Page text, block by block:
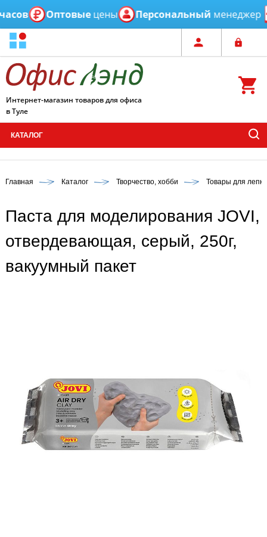
Оптовыецены Персональныйменеджер
Интернет-магазин товаров для офиса
в Туле
КАТАЛОГ
Главная Каталог Творчество, хобби Товары для
Паста для моделирования JOVI,
отвердевающая, серый, 250г,
вакуумный пакет